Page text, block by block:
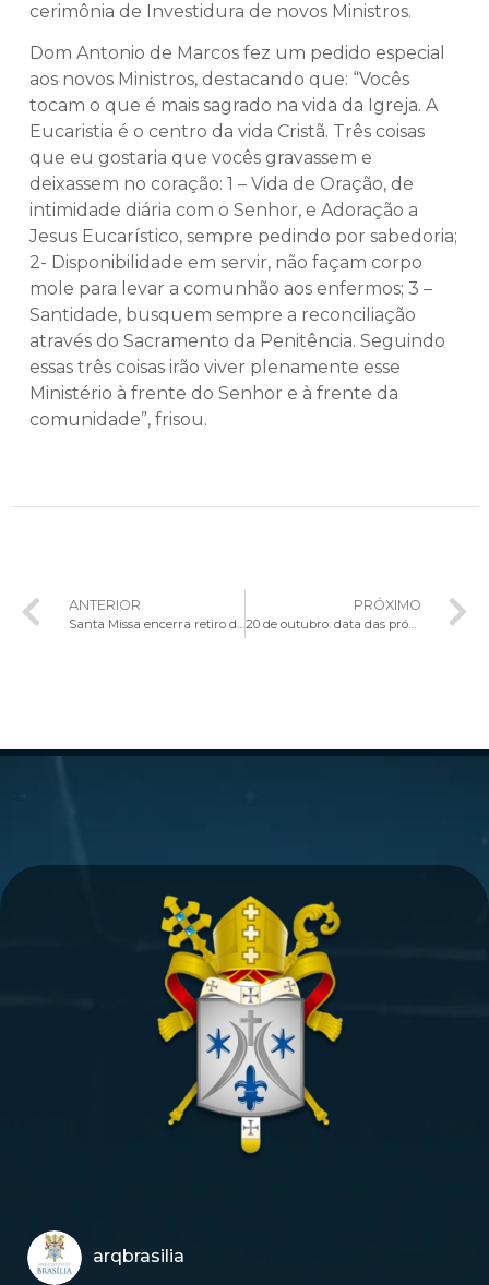
cerimônia de Investidura de novos Ministros.
Dom Antonio de Marcos fez um pedido especial
aos novos Ministros, destacando que: “Vocês
tocam o que é mais sagrado na vida da Igreja. A
Eucaristia é o centro da vida Cristã. Três coisas
que eu gostaria que vocês gravassem e
deixassem no coração: 1 – Vida de Oração, de
intimidade diária com o Senhor, e Adoração a
Jesus Eucarístico, sempre pedindo por sabedoria;
2- Disponibilidade em servir, não façam corpo
mole para levar a comunhão aos enfermos; 3 –
Santidade, busquem sempre a reconciliação
através do Sacramento da Penitência. Seguindo
essas três coisas irão viver plenamente esse
Ministério à frente do Senhor e à frente da
comunidade”, frisou.
ANTERIOR PRÓXIMO
20 de outubro: data das próximas canonizações
arqbrasilia